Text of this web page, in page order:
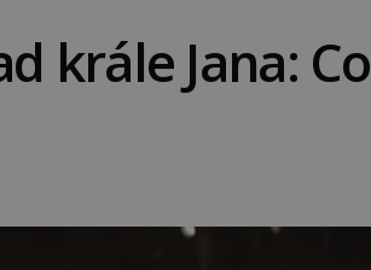
krále Jana: Co